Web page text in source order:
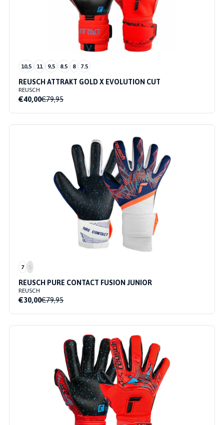
10,5 11 9,5 8.5 8 7.5
REUSCH ATTRAKT GOLD X EVOLUTION CUT
REUSCH
€40,00€79,95
7 5
REUSCH PURE CONTACT FUSION JUNIOR
REUSCH
€30,00€79,95